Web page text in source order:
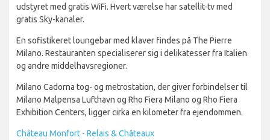
udstyret med gratis WiFi. Hvert værelse har satellit-tv med
gratis Sky-kanaler.
En sofistikeret loungebar med klaver findes på The Pierre
Milano. Restauranten specialiserer sig i delikatesser fra Italien
og andre middelhavsregioner.
Milano Cadorna tog- og metrostation, der giver forbindelser til
Milano Malpensa Lufthavn og Rho Fiera Milano og Rho Fiera
Exhibition Centers, ligger cirka en kilometer fra ejendommen.
Château Monfort - Relais & Châteaux